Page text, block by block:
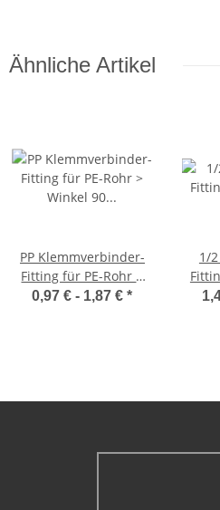
Ähnliche Artikel
PP Klemmverbinder-
Fitting für PE-Rohr >
Winkel 90 Grad mit
0,97 € - 1,87 €*
1/